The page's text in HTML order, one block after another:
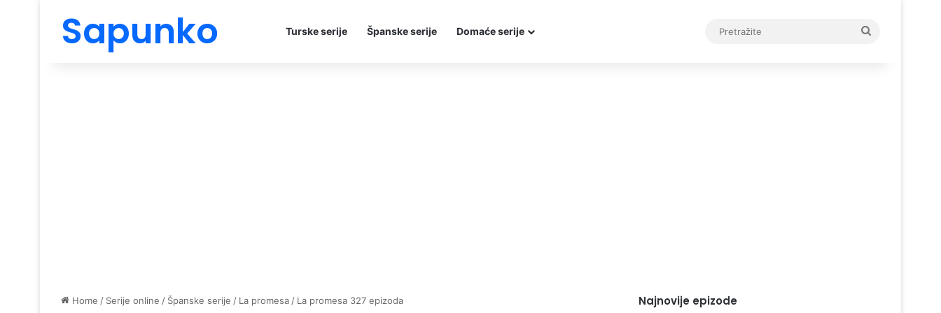
Sapunko Turske serije Španske serije Domaće serije
Home / Serije online / Španske serije / La promesa / La promesa 327 epizoda Najnovije epizode